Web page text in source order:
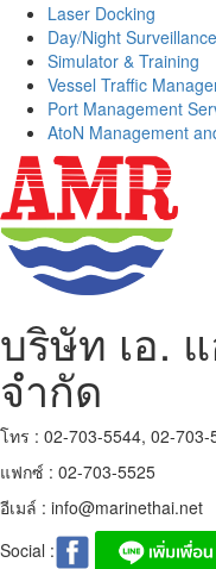
Laser Docking
Day/Night
Simulator & Training
Vessel Traffic
Port Management
AtoN Management
บริษัท เอ.
จำกัด
โทร : 02-703-5544, 02-
แฟกซ์ : 02-703-5525
อีเมล์ : info@marinethai.net
Social :